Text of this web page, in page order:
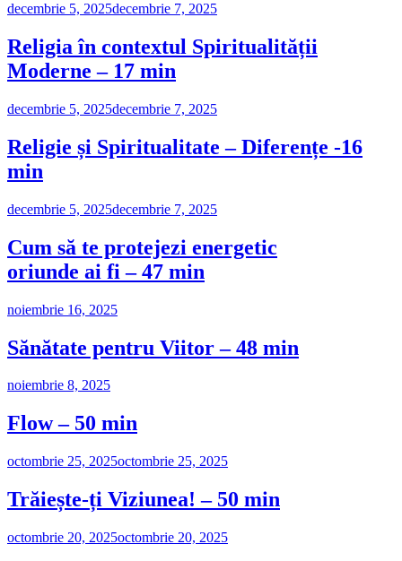
decembrie 5, 2025decembrie 7, 2025
Religia în contextul Spiritualității
Moderne – 17 min
decembrie 5, 2025decembrie 7, 2025
Religie și Spiritualitate – Diferențe -16
min
decembrie 5, 2025decembrie 7, 2025
Cum să te protejezi energetic
oriunde ai fi – 47 min
noiembrie 16, 2025
Sănătate pentru Viitor – 48 min
noiembrie 8, 2025
Flow – 50 min
octombrie 25, 2025octombrie 25, 2025
Trăiește-ți Viziunea! – 50 min
octombrie 20, 2025octombrie 20, 2025